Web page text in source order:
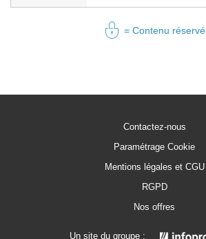
= Contenu réservé
Contactez-nous
Paramétrage Cookie
Mentions légales et CGU
RGPD
Nos offres
Un site du groupe :